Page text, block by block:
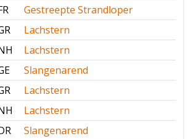
Gestreepte Strandloper
Lachstern
Lachstern
Slangenarend
Lachstern
Lachstern
Slangenarend